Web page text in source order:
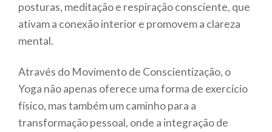
posturas, meditação e respiração consciente, que
ativam a conexão interior e promovem a clareza
mental.
Através do Movimento de Conscientização, o
Yoga não apenas oferece uma forma de exercício
físico, mas também um caminho para a
transformação pessoal, onde a integração de